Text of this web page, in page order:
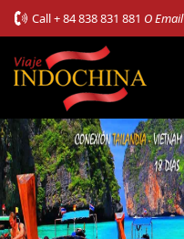
Call+ 84 838 831 881 O Email